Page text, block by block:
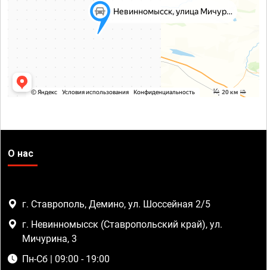
О нас
г. Ставрополь, Демино, ул. Шоссейная 2/5
г. Невинномысск (Ставропольский край), ул.
Мичурина, 3
Пн-Сб | 09:00 - 19:00